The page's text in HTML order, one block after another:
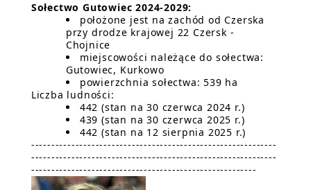
Sołectwo Gutowiec 2024-2029:
położone jest na zachód od Czerska
przy drodze krajowej 22 Czersk -
Chojnice
miejscowości należące do sołectwa:
Gutowiec, Kurkowo
powierzchnia sołectwa: 539 ha
Liczba ludności:
442 (stan na 30 czerwca 2024 r.)
439 (stan na 30 czerwca 2025 r.)
442 (stan na 12 sierpnia 2025 r.)
-------------------------------------------------------------
-------------------------------------------------------------
--------------------------------------------------------